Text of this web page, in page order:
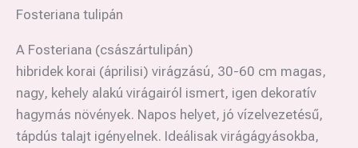
Fosteriana tulipán
A Fosteriana (császártulipán)
hibridek korai (áprilisi) virágzású, 30-60 cm magas,
nagy, kehely alakú virágairól ismert, igen dekoratív
hagymás növények. Napos helyet, jó vízelvezetésű,
tápdús talajt igényelnek. Ideálisak virágágyásokba,